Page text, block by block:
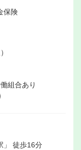
保険
組合あり
」 徒歩16分